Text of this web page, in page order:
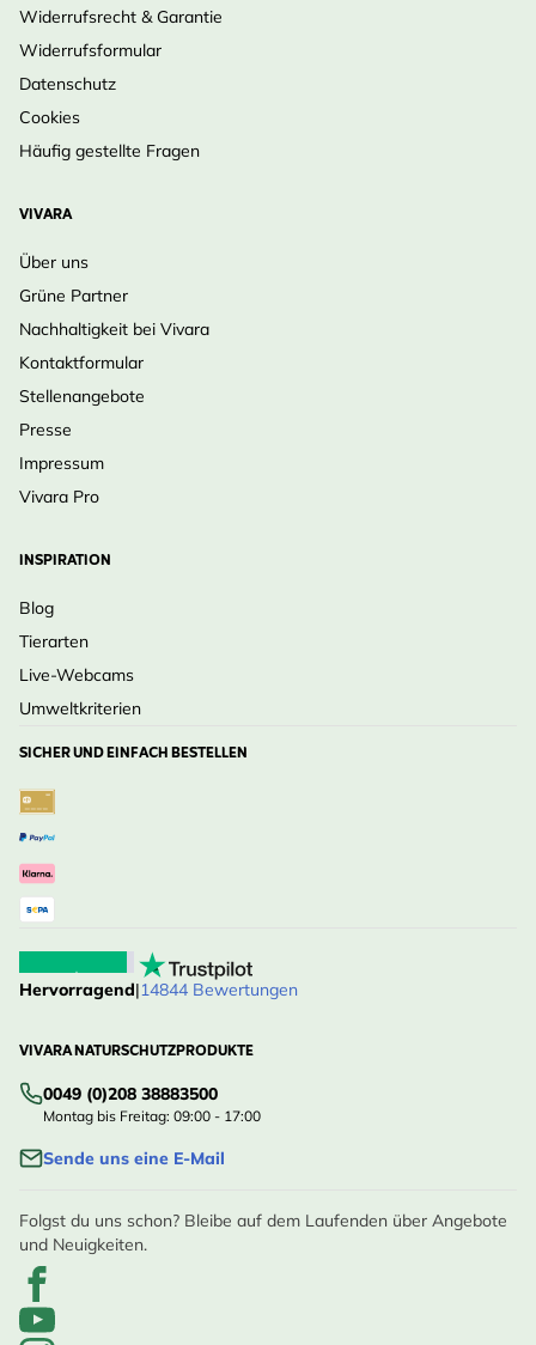
Widerrufsrecht & Garantie
Widerrufsformular
Datenschutz
Cookies
Häufig gestellte Fragen
VIVARA
Über uns
Grüne Partner
Nachhaltigkeit bei Vivara
Kontaktformular
Stellenangebote
Presse
Impressum
Vivara Pro
INSPIRATION
Blog
Tierarten
Live-Webcams
Umweltkriterien
SICHER UND EINFACH BESTELLEN
Hervorragend|14844 Bewertungen
VIVARA NATURSCHUTZPRODUKTE
0049 (0)208 38883500
Montag bis Freitag: 09:00 - 17:00
Sende uns eine E-Mail
Folgst du uns schon? Bleibe auf dem Laufenden über Angebote
und Neuigkeiten.